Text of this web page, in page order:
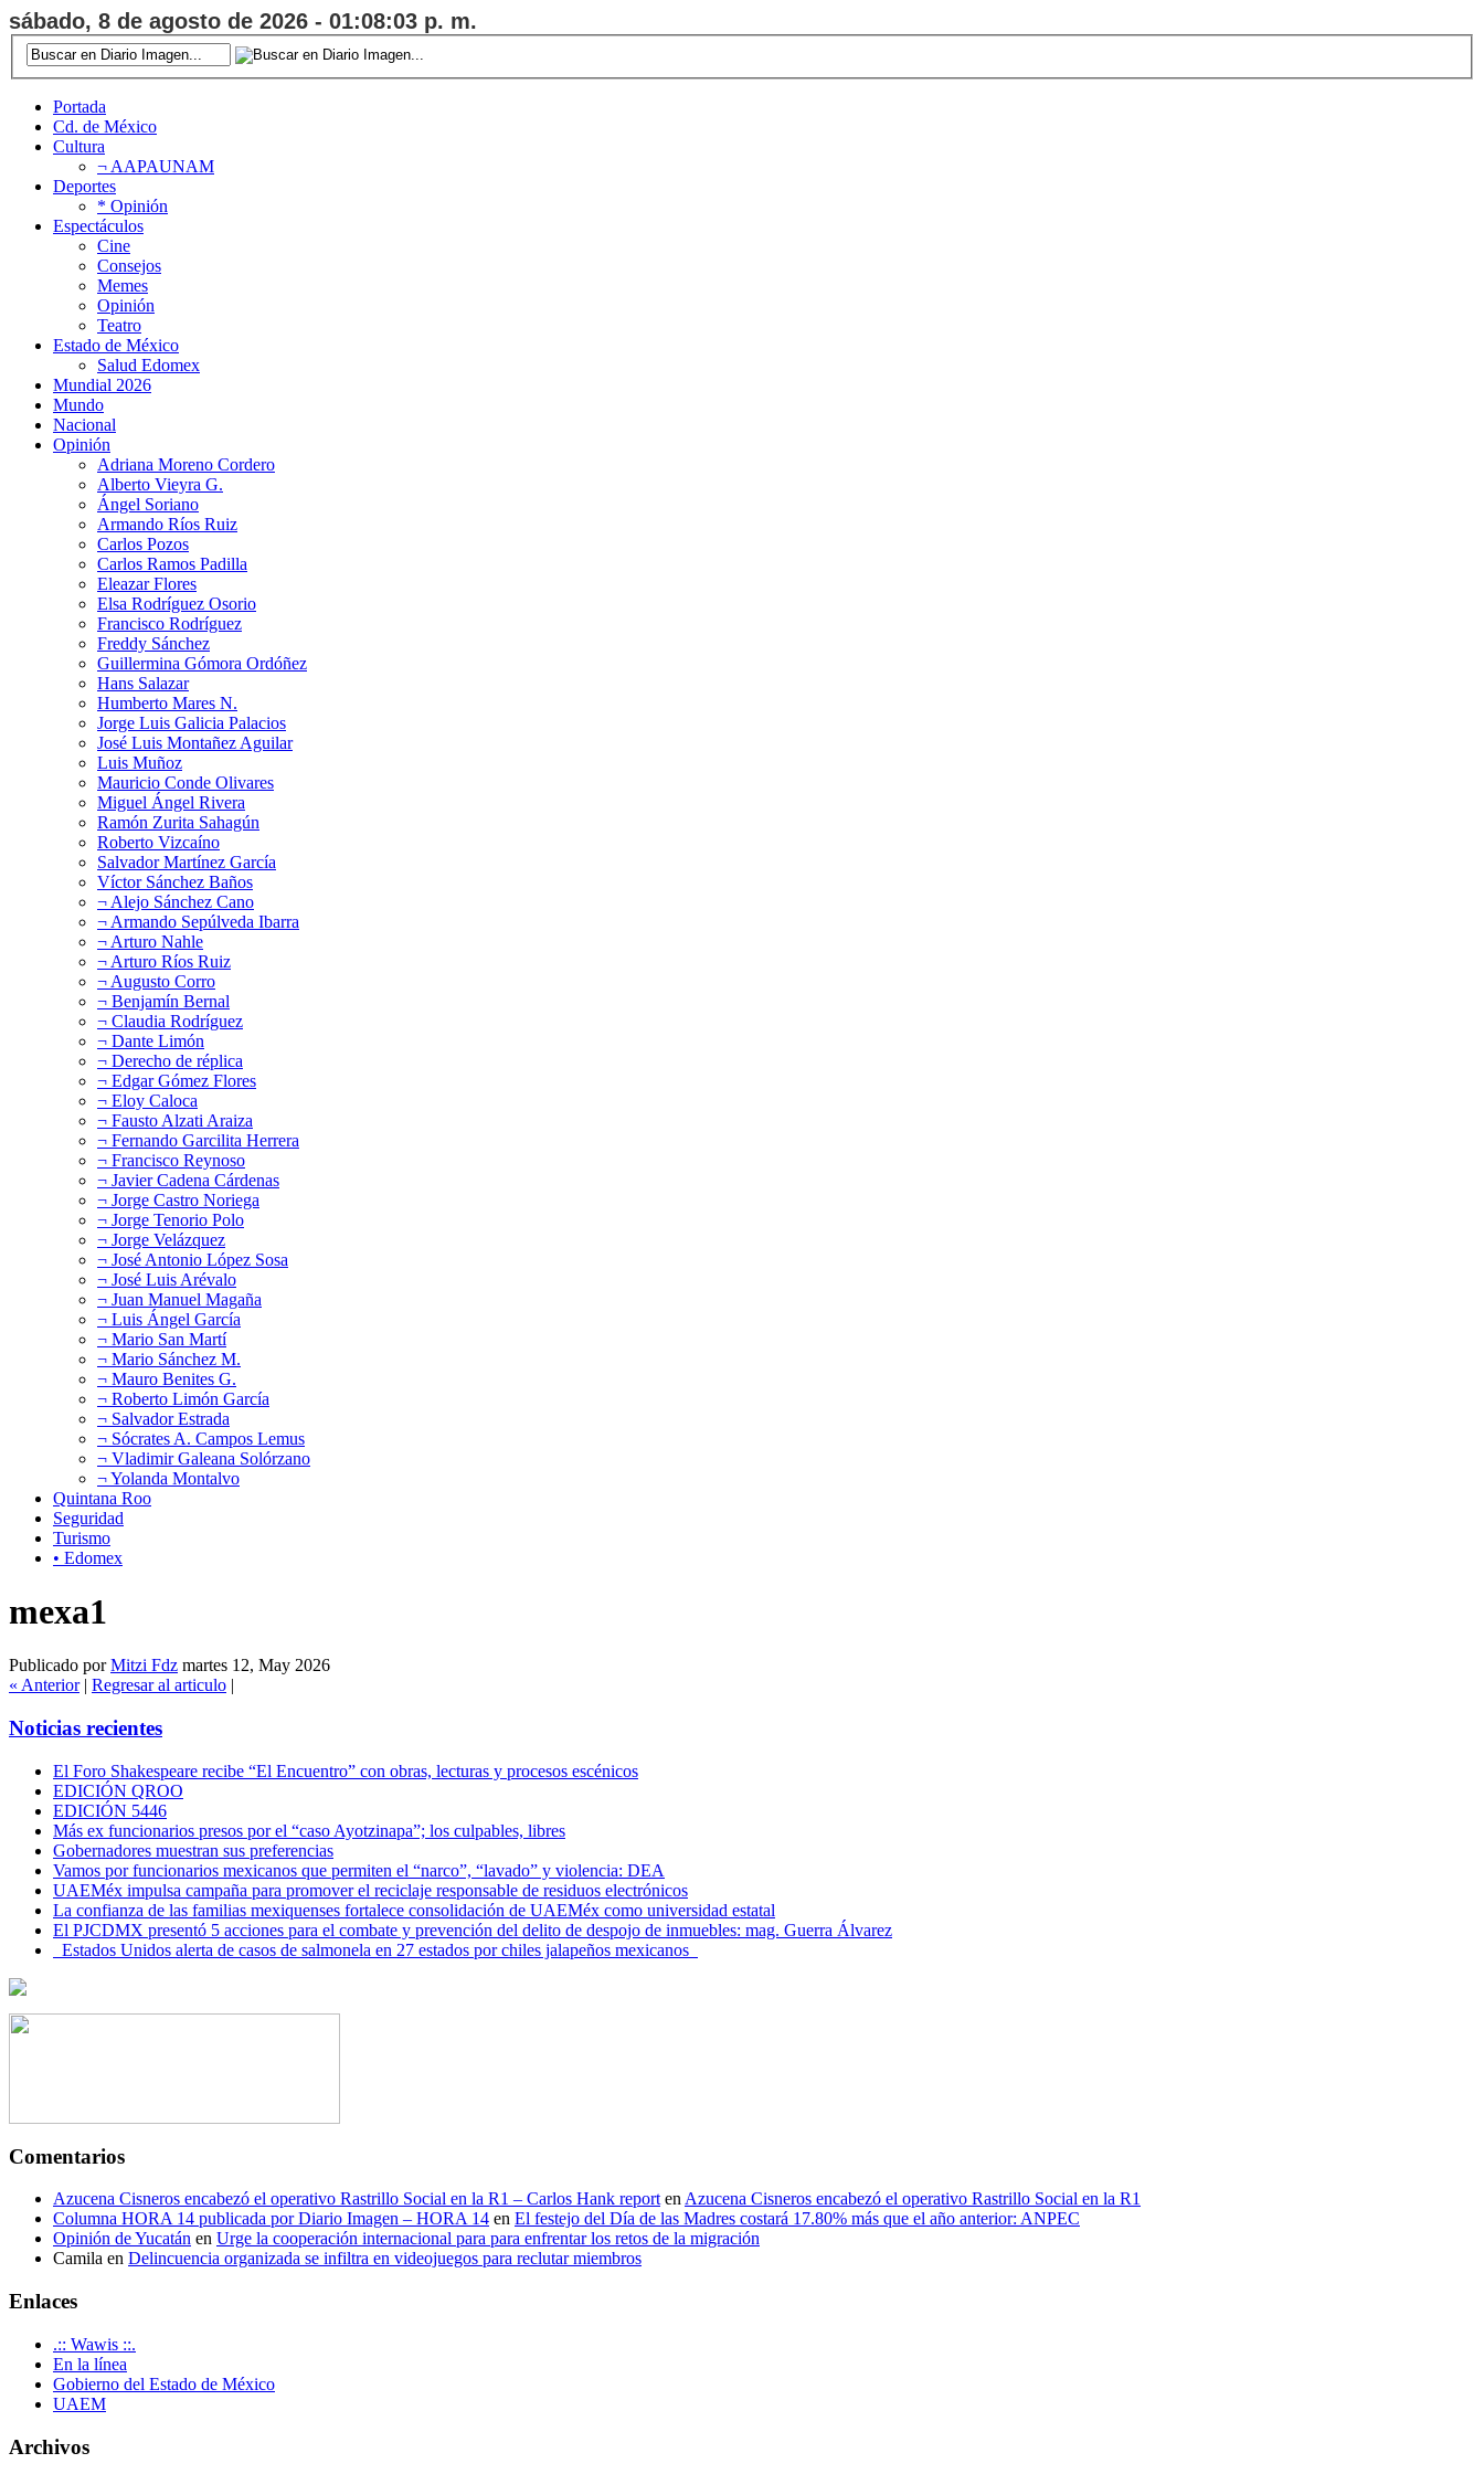
sábado, 8 de agosto de 2026 - 01:08:03 p. m.
Portada
Cd. de México
Cultura
¬ AAPAUNAM
Deportes
* Opinión
Espectáculos
Cine
Consejos
Memes
Opinión
Teatro
Estado de México
Salud Edomex
Mundial 2026
Mundo
Nacional
Opinión
Adriana Moreno Cordero
Alberto Vieyra G.
Ángel Soriano
Armando Ríos Ruiz
Carlos Pozos
Carlos Ramos Padilla
Eleazar Flores
Elsa Rodríguez Osorio
Francisco Rodríguez
Freddy Sánchez
Guillermina Gómora Ordóñez
Hans Salazar
Humberto Mares N.
Jorge Luis Galicia Palacios
José Luis Montañez Aguilar
Luis Muñoz
Mauricio Conde Olivares
Miguel Ángel Rivera
Ramón Zurita Sahagún
Roberto Vizcaíno
Salvador Martínez García
Víctor Sánchez Baños
¬ Alejo Sánchez Cano
¬ Armando Sepúlveda Ibarra
¬ Arturo Nahle
¬ Arturo Ríos Ruiz
¬ Augusto Corro
¬ Benjamín Bernal
¬ Claudia Rodríguez
¬ Dante Limón
¬ Derecho de réplica
¬ Edgar Gómez Flores
¬ Eloy Caloca
¬ Fausto Alzati Araiza
¬ Fernando Garcilita Herrera
¬ Francisco Reynoso
¬ Javier Cadena Cárdenas
¬ Jorge Castro Noriega
¬ Jorge Tenorio Polo
¬ Jorge Velázquez
¬ José Antonio López Sosa
¬ José Luis Arévalo
¬ Juan Manuel Magaña
¬ Luis Ángel García
¬ Mario San Martí
¬ Mario Sánchez M.
¬ Mauro Benites G.
¬ Roberto Limón García
¬ Salvador Estrada
¬ Sócrates A. Campos Lemus
¬ Vladimir Galeana Solórzano
¬ Yolanda Montalvo
Quintana Roo
Seguridad
Turismo
• Edomex
mexa1
Publicado porMitzi Fdz martes 12, May 2026
« Anterior| Regresar al articulo
Noticias recientes
El Foro Shakespeare recibe “El Encuentro” con obras, lecturas y procesos escénicos
EDICIÓN QROO
EDICIÓN 5446
Más ex funcionarios presos por el “caso Ayotzinapa”; los culpables, libres
Gobernadores muestran sus preferencias
Vamos por funcionarios mexicanos que permiten el “narco”, “lavado” y violencia: DEA
UAEMéx impulsa campaña para promover el reciclaje responsable de residuos electrónicos
La confianza de las familias mexiquenses fortalece consolidación de UAEMéx como universidad estatal
El PJCDMX presentó 5 acciones para el combate y prevención del delito de despojo de inmuebles: mag. Guerra Álvarez
Estados Unidos alerta de casos de salmonela en 27 estados por chiles jalapeños mexicanos
Comentarios
Azucena Cisneros encabezó el operativo Rastrillo Social en la R1 – Carlos Hank report en Azucena Cisneros encabezó el operativo Rastrillo Social en la R1
Columna HORA 14 publicada por Diario Imagen – HORA 14 en El festejo del Día de las Madres costará 17.80% más que el año anterior: ANPEC
Opinión de Yucatán en Urge la cooperación internacional para para enfrentar los retos de la migración
Camila en Delincuencia organizada se infiltra en videojuegos para reclutar miembros
Enlaces
.:: Wawis ::.
En la línea
Gobierno del Estado de México
UAEM
Archivos